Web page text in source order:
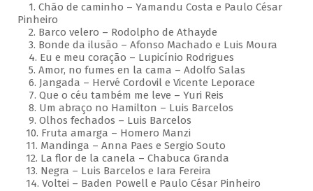
1. Chão de caminho – Yamandu Costa e Paulo César
Pinheiro
2. Barco velero – Rodolpho de Athayde
3. Bonde da ilusão – Afonso Machado e Luis Moura
4. Eu e meu coração – Lupicínio Rodrigues
5. Amor, no fumes en la cama – Adolfo Salas
6. Jangada – Hervé Cordovil e Vicente Leporace
7. Que o céu também me leve – Yuri Reis
8. Um abraço no Hamilton – Luis Barcelos
9. Olhos fechados – Luis Barcelos
10. Fruta amarga – Homero Manzi
11. Mandinga – Anna Paes e Sergio Souto
12. La flor de la canela – Chabuca Granda
13. Negra – Luis Barcelos e Iara Fereira
14. Voltei – Baden Powell e Paulo César Pinheiro